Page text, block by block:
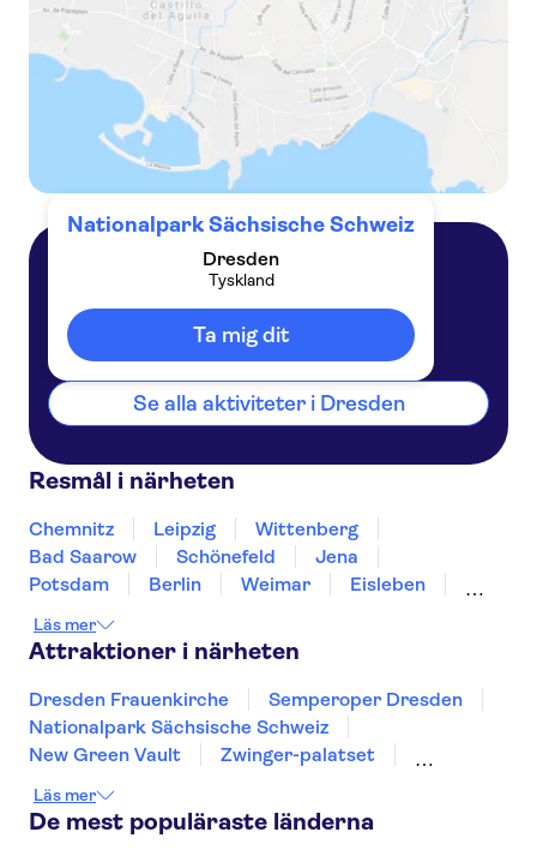
Nationalpark Sächsische Schweiz
Dresden
Tyskland
Ta mig ditTyskland
Se alla aktiviteter i Dresden
Resmål i närheten
Chemnitz Leipzig
Wittenberg
Bad Saarow
Schönefeld
Jena
Potsdam
Berlin Weimar
Eisleben
Läs mer
Attraktioner i närheten
Dresden Frauenkirche
Semperoper Dresden
Nationalpark Sächsische Schweiz
New Green Vault
Zwinger-palatset
Berlinmuren
Museumsinsel
TV-tornet i Berlin
Checkpoint Charlie Berlin
Läs mer
De mest populäraste länderna